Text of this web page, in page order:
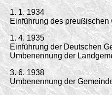
1. 1. 1934
Einführung des
1. 4. 1935
Einführung der Deutschen
Umbenennung der
3. 6. 1938
Umbenennung der